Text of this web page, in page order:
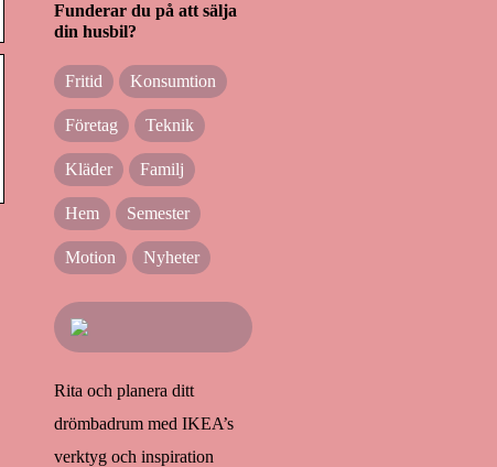
Funderar du på att sälja
din husbil?
Fritid Konsumtion
Företag Teknik
Kläder Familj
Hem Semester
Motion Nyheter
Rita och planera ditt
drömbadrum med IKEA’s
verktyg och inspiration